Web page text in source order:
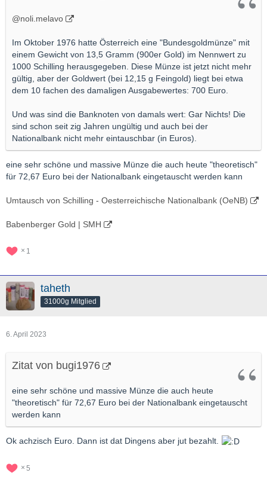
@noli.melavo
Im Oktober 1976 hatte Österreich eine "Bundesgoldmünze" mit
einem Gewicht von 13,5 Gramm (900er Gold) im Nennwert zu
1000 Schilling herausgegeben. Diese Münze ist jetzt nicht mehr
gültig, aber der Goldwert (bei 12,15 g Feingold) liegt bei etwa
dem 10 fachen des damaligen Ausgabewertes: 700 Euro.
Und was sind die Banknoten von damals wert: Gar Nichts! Die
sind schon seit zig Jahren ungültig und auch bei der
Nationalbank nicht mehr eintauschbar (in Euros).
eine sehr schöne und massive Münze die auch heute "theoretisch"
für 72,67 Euro bei der Nationalbank eingetauscht werden kann
Umtausch von Schilling - Oesterreichische Nationalbank (OeNB)
Babenberger Gold | SMH
1
taheth
31000g Mitglied
6. April 2023
Zitat von bugi1976
eine sehr schöne und massive Münze die auch heute
"theoretisch" für 72,67 Euro bei der Nationalbank eingetauscht
werden kann
Ok achzisch Euro. Dann ist dat Dingens aber jut bezahlt.
5